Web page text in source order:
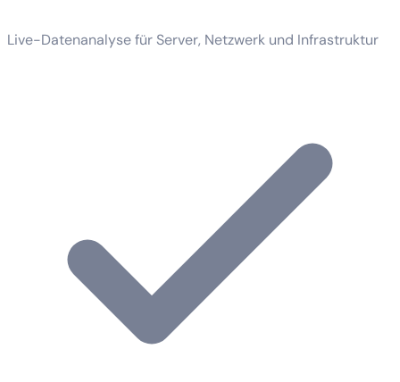
Live-Datenanalyse für Server, Netzwerk und Infrastruktur